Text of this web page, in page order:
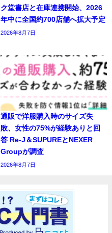
ク堂書店と在庫連携開始、2026
年中に全国約700店舗へ拡大予定
2026年8月7日
通販で洋服購入時のサイズ失
敗、女性の75%が経験ありと回
答 Re-J＆SUPUREとNEXER
Groupが調査
2026年8月7日